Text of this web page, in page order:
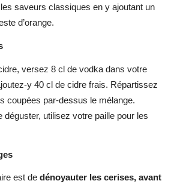
saveurs classiques en y ajoutant un
d’orange.
versez 8 cl de vodka dans votre
y 40 cl de cidre frais. Répartissez
coupées par-dessus le mélange.
déguster, utilisez votre paille pour les
est de dénoyauter les cerises, avant